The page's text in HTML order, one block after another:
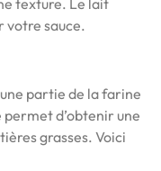
sauce.
partie de la farine
d’obtenir une
grasses. Voici